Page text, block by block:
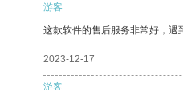
游客
这款软件的售后服务非常好，遇
2023-12-17
游客